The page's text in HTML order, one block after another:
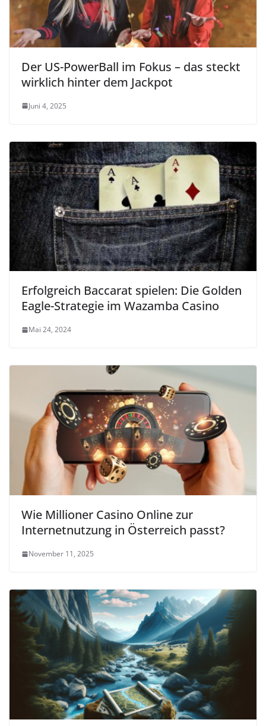
Der US-PowerBall im Fokus – das steckt
wirklich hinter dem Jackpot
Juni 4, 2025
Erfolgreich Baccarat spielen: Die Golden
Eagle-Strategie im Wazamba Casino
Mai 24, 2024
Wie Millioner Casino Online zur
Internetnutzung in Österreich passt?
November 11, 2025